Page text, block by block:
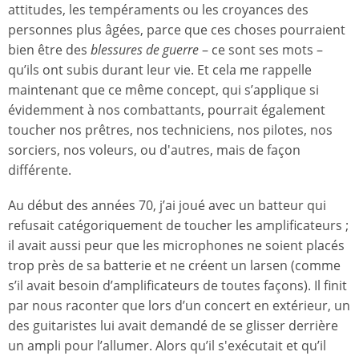
attitudes, les tempéraments ou les croyances des
personnes plus âgées, parce que ces choses pourraient
bien être des blessures de guerre– ce sont ses mots –
qu’ils ont subis durant leur vie. Et cela me rappelle
maintenant que ce même concept, qui s’applique si
évidemment à nos combattants, pourrait également
toucher nos prêtres, nos techniciens, nos pilotes, nos
sorciers, nos voleurs, ou d'autres, mais de façon
différente.
Au début des années 70, j’ai joué avec un batteur qui
refusait catégoriquement de toucher les amplificateurs ;
il avait aussi peur que les microphones ne soient placés
trop près de sa batterie et ne créent un larsen (comme
s’il avait besoin d’amplificateurs de toutes façons). Il finit
par nous raconter que lors d’un concert en extérieur, un
des guitaristes lui avait demandé de se glisser derrière
un ampli pour l’allumer. Alors qu’il s'exécutait et qu’il